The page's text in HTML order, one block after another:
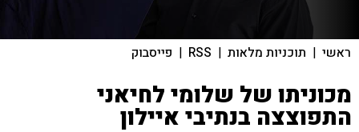
ראשי | תוכניות מלאות |
RSS
| פייסבוק
מכוניתו של שלומי לחיאני
התפוצצה בנתיבי איילון